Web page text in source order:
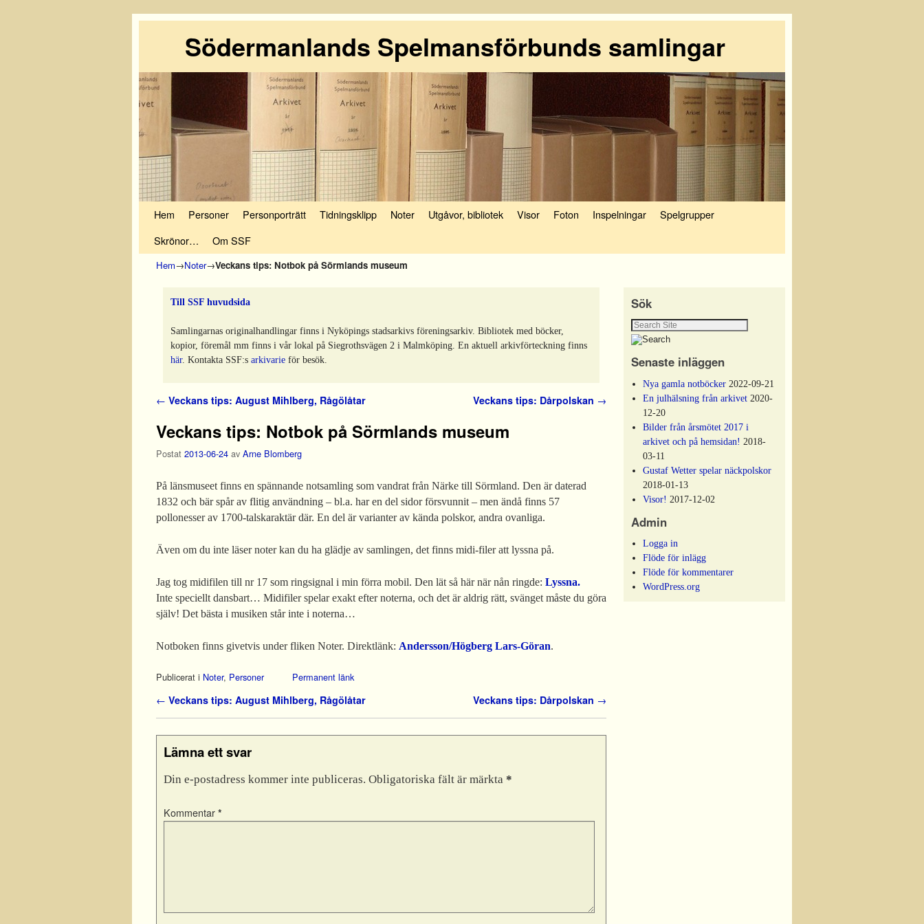
Södermanlands Spelmansförbunds samlingar
Hem Personer Personporträtt Tidningsklipp Noter Utgåvor, bibliotek Visor Foton Inspelningar
Spelgrupper
Skrönor…
Om SSF
Hem→Noter→Veckans tips: Notbok på Sörmlands museum
Till SSF huvudsida
Samlingarnas originalhandlingar finns i Nyköpings stadsarkivs föreningsarkiv. Bibliotek med böcker,
kopior, föremål mm finns i vår lokal på Siegrothsvägen 2 i Malmköping. En aktuell arkivförteckning finns
här. Kontakta SSF:sarkivarie för besök.
Inläggsnavigering
← Veckans tips: August Mihlberg, Rågölåtar Veckans tips: Dårpolskan →
Veckans tips: Notbok på Sörmlands museum
Postat 2013-06-24 av Arne Blomberg
På länsmuseet finns en spännande notsamling som vandrat från Närke till Sörmland. Den är daterad
1832 och bär spår av flitig användning – bl.a. har en del sidor försvunnit – men ändå finns 57
pollonesser av 1700-talskaraktär där. En del är varianter av kända polskor, andra ovanliga.
Även om du inte läser noter kan du ha glädje av samlingen, det finns midi-filer att lyssna på.
Jag tog midifilen till nr 17 som ringsignal i min förra mobil. Den lät så här när nån ringde: Lyssna.
Inte speciellt dansbart… Midifiler spelar exakt efter noterna, och det är aldrig rätt, svänget måste du göra
själv! Det bästa i musiken står inte i noterna…
Notboken finns givetvis under fliken Noter. Direktlänk: Andersson/Högberg Lars-Göran.
Publicerat i Noter, Personer Permanent länk
Inläggsnavigering
← Veckans tips: August Mihlberg, Rågölåtar Veckans tips: Dårpolskan →
Lämna ett svar
Din e-postadress kommer inte publiceras. Obligatoriska fält är märkta *
Kommentar *
Sök
Senaste inläggen
Nya gamla notböcker 2022-09-21
En julhälsning från arkivet 2020-
12-20
Bilder från årsmötet 2017 i
arkivet och på hemsidan! 2018-
03-11
Gustaf Wetter spelar näckpolskor
2018-01-13
Visor! 2017-12-02
Admin
Logga in
Flöde för inlägg
Flöde för kommentarer
WordPress.org